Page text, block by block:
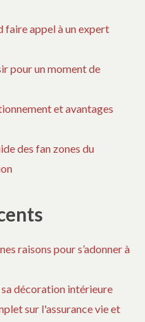
faire appel à un expert
pour un moment de
et avantages
des fan zones du
raisons pour s’adonner à
décoration intérieure
sur l'assurance vie et